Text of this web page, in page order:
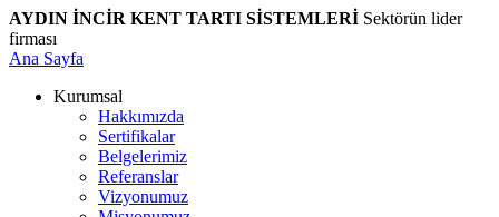
AYDIN İNCİR KENT TARTI SİSTEMLERİ Sektörün lider
firması
Ana Sayfa
Kurumsal
Hakkımızda
Sertifikalar
Belgelerimiz
Referanslar
Vizyonumuz